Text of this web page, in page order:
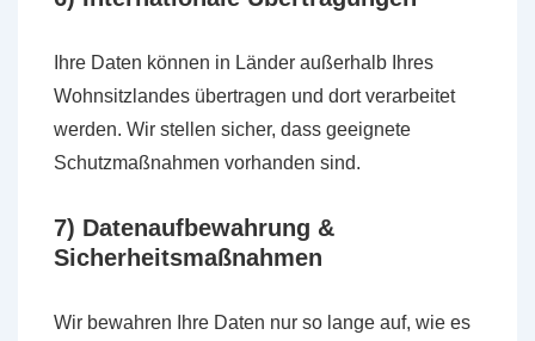
Ihre Daten können in Länder außerhalb Ihres
Wohnsitzlandes übertragen und dort verarbeitet
werden. Wir stellen sicher, dass geeignete
Schutzmaßnahmen vorhanden sind.
7) Datenaufbewahrung &
Sicherheitsmaßnahmen
Wir bewahren Ihre Daten nur so lange auf, wie es